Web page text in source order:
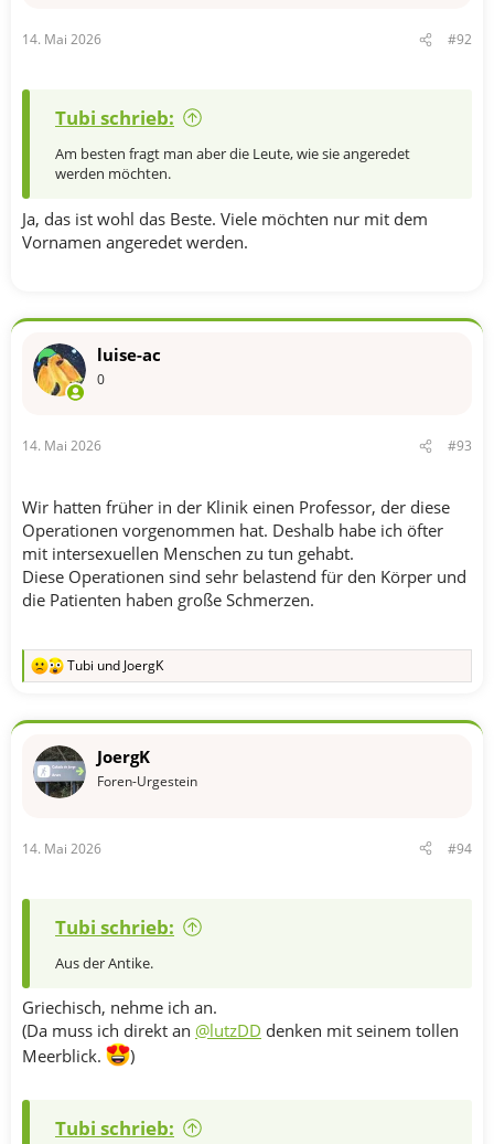
14. Mai 2026 #92
Tubi schrieb:
Am besten fragt man aber die Leute, wie sie angeredet
werden möchten.
Ja, das ist wohl das Beste. Viele möchten nur mit dem
Vornamen angeredet werden.
luise-ac
0
14. Mai 2026 #93
Wir hatten früher in der Klinik einen Professor, der diese
Operationen vorgenommen hat. Deshalb habe ich öfter
mit intersexuellen Menschen zu tun gehabt.
Diese Operationen sind sehr belastend für den Körper und
die Patienten haben große Schmerzen.
R
k
o
:
Tubi und JoergK
JoergK
Foren-Urgestein
14. Mai 2026 #94
Tubi schrieb:
Aus der Antike.
Griechisch, nehme ich an.
(Da muss ich direkt an @lutzDD denken mit seinem tollen
Meerblick.
)
Tubi schrieb: